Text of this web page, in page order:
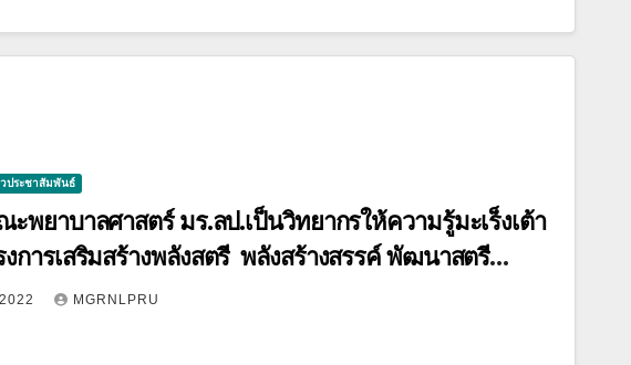
ประชาสัมพันธ์
ะพยาบาลศาสตร์ มร.ลป.เป็นวิทยากรให้ความรู้มะเร็งเต้า
การเสริมสร้างพลังสตรี พลังสร้างสรรค์ พัฒนาสตรี
งเขลางค์นคร
MGRNLPRU